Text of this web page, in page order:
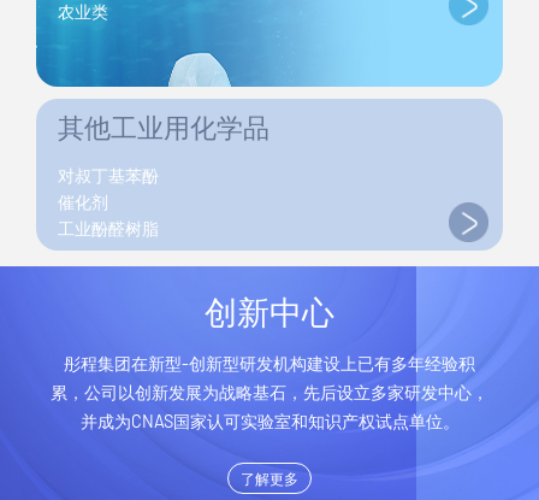
农业类
其他工业用化学品
对叔丁基苯酚
催化剂
工业酚醛树脂
创新中心
彤程集团在新型-创新型研发机构建设上已有多年经验积
累，公司以创新发展为战略基石，先后设立多家研发中心，
并成为CNAS国家认可实验室和知识产权试点单位。
了解更多